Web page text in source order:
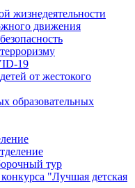
жизнедеятельности
движения
19
от жестокого
образовательных
тур
"Лучшая детская